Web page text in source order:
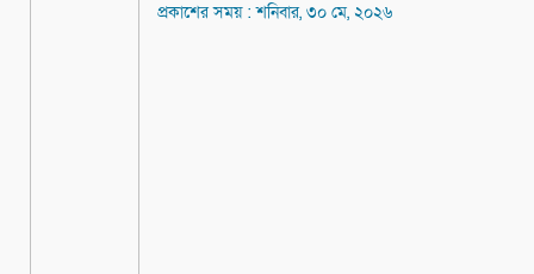
প্রকাশের সময় : শনিবার, ৩০ মে, ২০২৬